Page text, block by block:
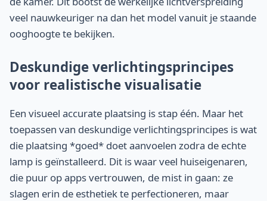
veel nauwkeuriger na dan het model vanuit je staande
ooghoogte te bekijken.
Deskundige verlichtingsprincipes
voor realistische visualisatie
Een visueel accurate plaatsing is stap één. Maar het
toepassen van deskundige verlichtingsprincipes is wat
die plaatsing *goed* doet aanvoelen zodra de echte
lamp is geïnstalleerd. Dit is waar veel huiseigenaren,
die puur op apps vertrouwen, de mist in gaan: ze
slagen erin de esthetiek te perfectioneren, maar